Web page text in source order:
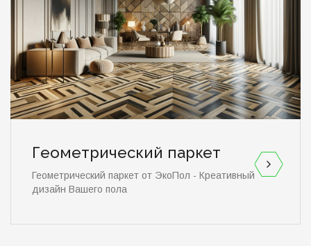
Геометрический паркет
Геометрический паркет от ЭкоПол - Креативный
дизайн Вашего пола